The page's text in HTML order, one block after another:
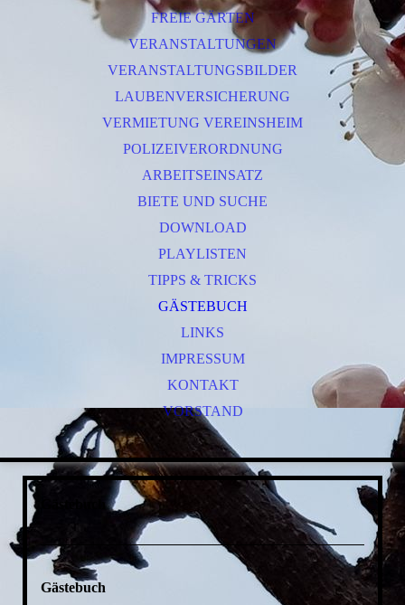
FREIE GÄRTEN
VERANSTALTUNGEN
VERANSTALTUNGSBILDER
LAUBENVERSICHERUNG
VERMIETUNG VEREINSHEIM
POLIZEIVERORDNUNG
ARBEITSEINSATZ
BIETE UND SUCHE
DOWNLOAD
PLAYLISTEN
TIPPS & TRICKS
GÄSTEBUCH
LINKS
IMPRESSUM
KONTAKT
VORSTAND
Gästebuch